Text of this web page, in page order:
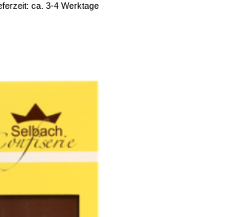
ca. 3-4 Werktage